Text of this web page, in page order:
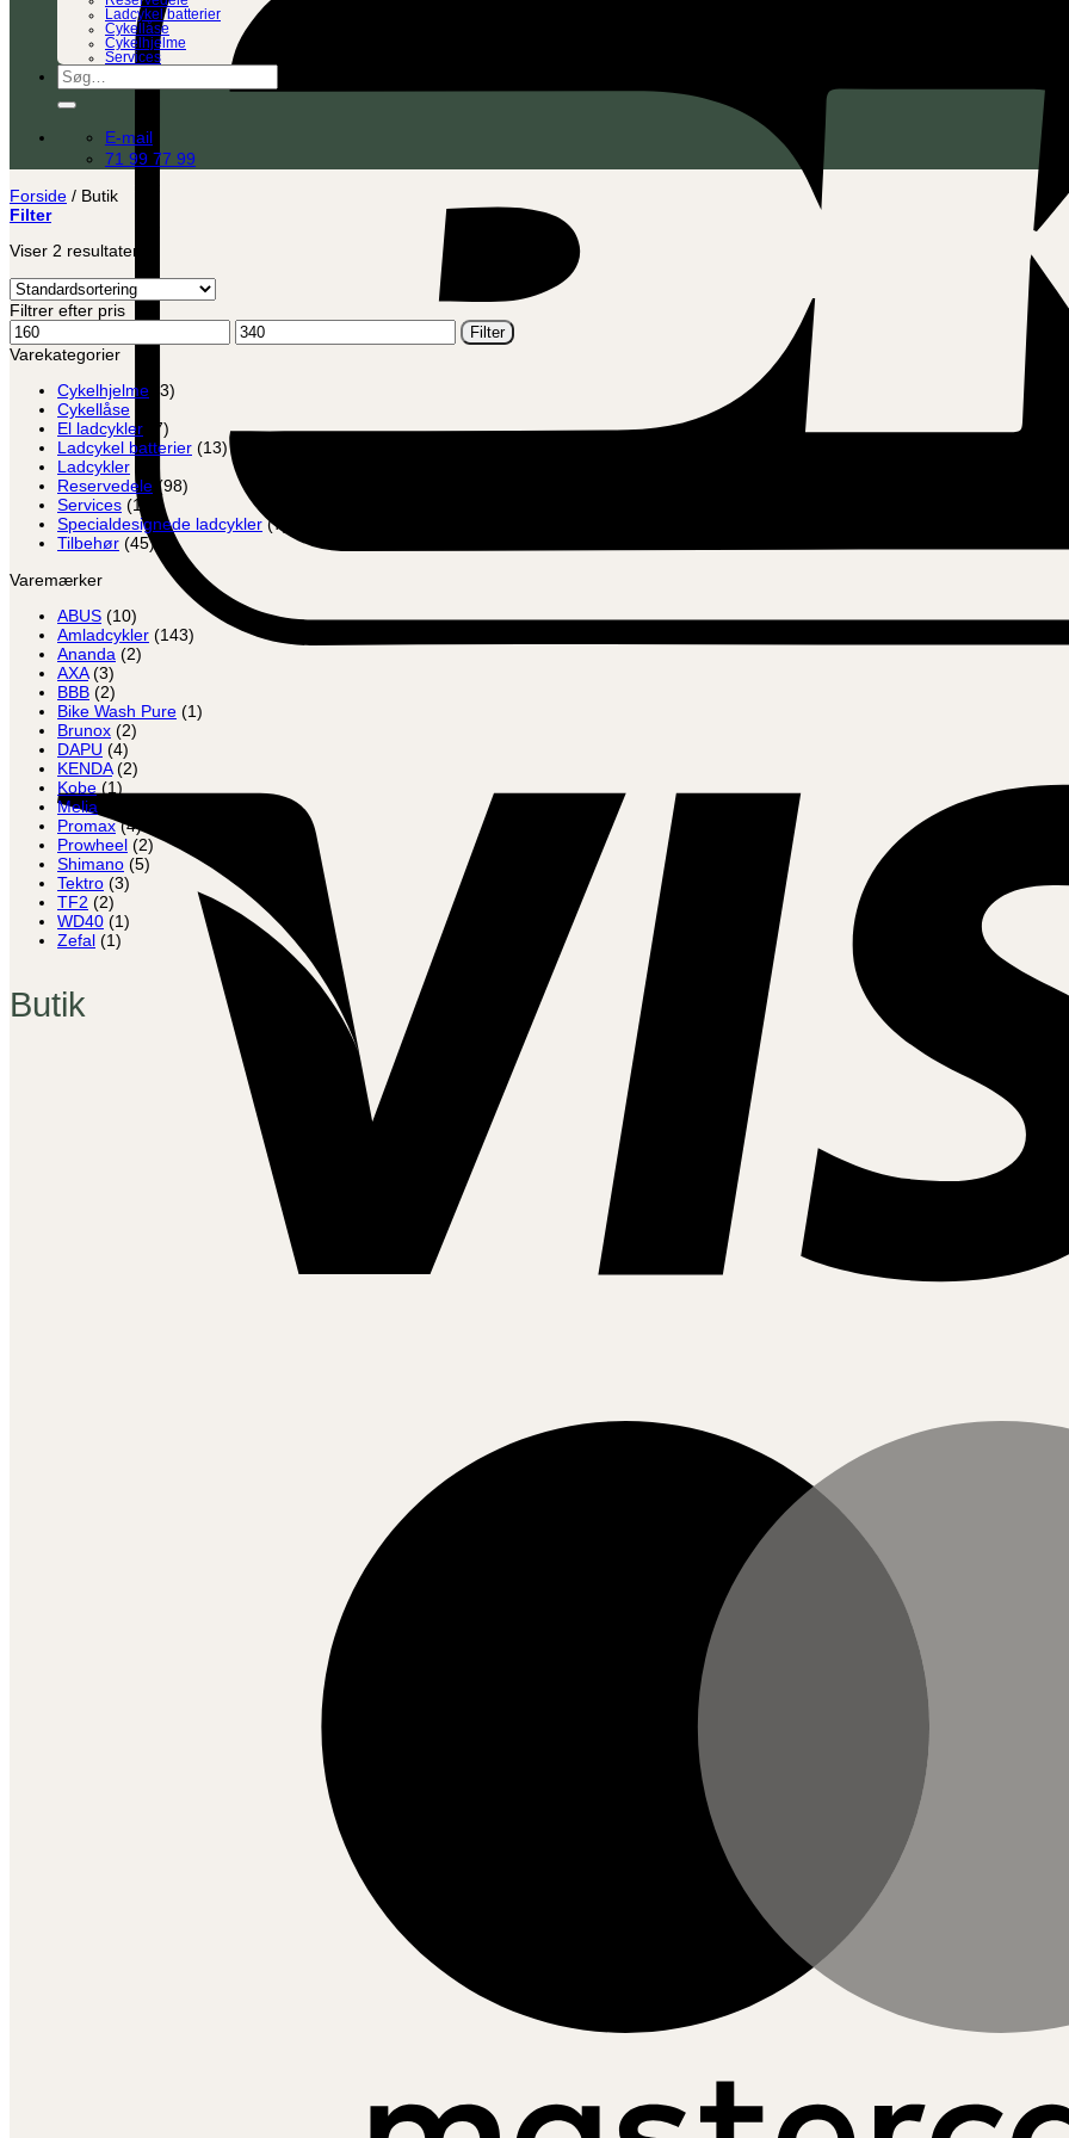
Ladcykel batterier
Cykellåse
Cykelhjelme
Services
Søg
efter:
E-mail
71 99 77 99
Forside / Butik
Filter
Viser 2 resultater
Filtrer efter pris
Mindste
pris
Højeste
pris
Filter
Varekategorier
Cykelhjelme (3)
Cykellåse
El ladcykler
(7)
Ladcykel batterier (13)
Ladcykler
Reservedele (98)
Services (12)
Specialdesignede ladcykler (7)
Tilbehør (45)
Varemærker
ABUS (10)
Amladcykler (143)
Ananda (2)
AXA (3)
BBB (2)
Bike Wash Pure (1)
Brunox (2)
DAPU (4)
KENDA (2)
Kobe (1)
Melia
Promax (4)
Prowheel (2)
Shimano (5)
Tektro (3)
TF2 (2)
WD40 (1)
Zefal (1)
Butik